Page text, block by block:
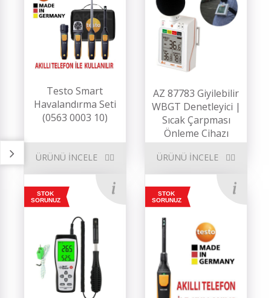
Testo Smart
Havalandırma Seti
(0563 0003 10)
ÜRÜNÜ İNCELE
AZ 87783 Giyilebilir
WBGT Denetleyici |
Sıcak Çarpması
Önleme Cihazı
ÜRÜNÜ İNCELE
STOK
SORUNUZ
STOK
SORUNUZ